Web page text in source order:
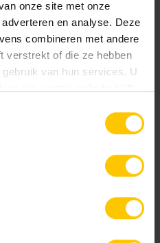
onze site met onze
en analyse. Deze
combineren met andere
verstrekt of die ze hebben
van hun services. U
kan je direct aan de